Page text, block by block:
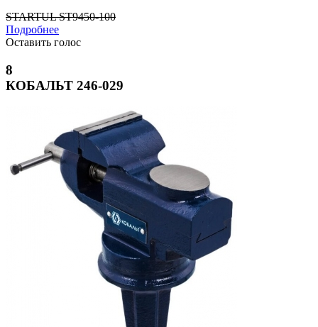
STARTUL ST9450-100
Подробнее
Оставить голос
8
КОБАЛЬТ 246-029